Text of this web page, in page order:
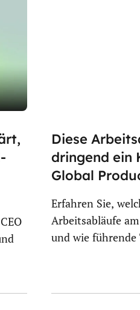
Diese
dringend ein
Global
Erfahren Sie,
Arbeitsabläufe
und wie führende